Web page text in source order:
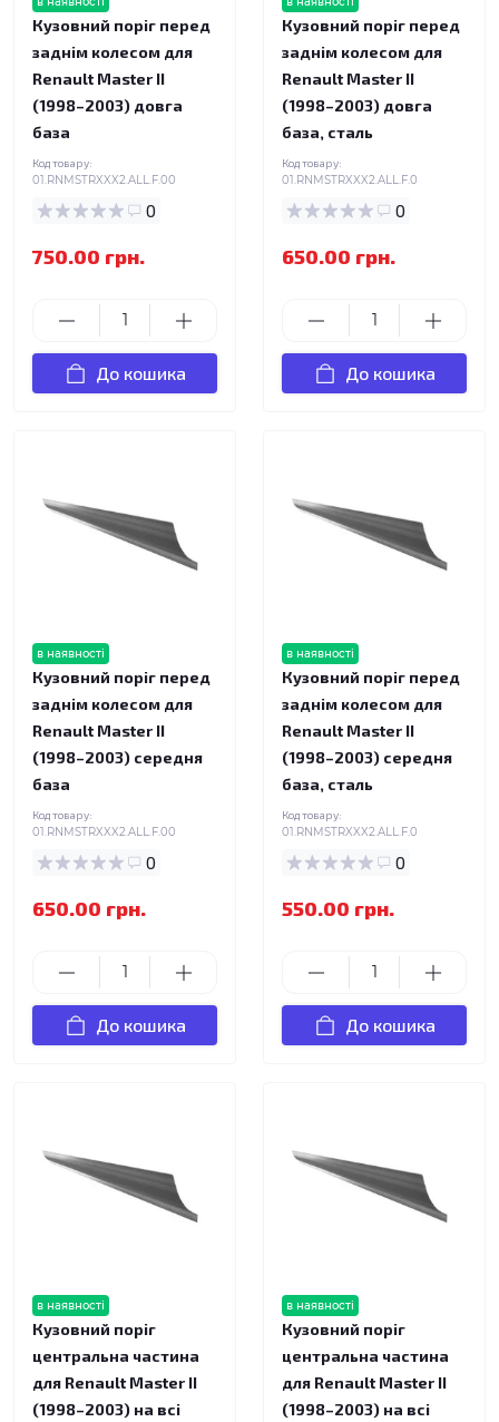
Кузовний поріг перед
заднім колесом для
Renault Master II
(1998–2003) довга
база
Код товару:
01.RNMSTRXXX2.ALL.F.00
0
750.00 грн.
До кошика
Кузовний поріг перед
заднім колесом для
Renault Master II
(1998–2003) довга
база, сталь
Код товару:
01.RNMSTRXXX2.ALL.F.0
0
650.00 грн.
До кошика
в наявності
Кузовний поріг перед
заднім колесом для
Renault Master II
(1998–2003) середня
база
Код товару:
01.RNMSTRXXX2.ALL.F.00
0
650.00 грн.
До кошика
в наявності
Кузовний поріг перед
заднім колесом для
Renault Master II
(1998–2003) середня
база, сталь
Код товару:
01.RNMSTRXXX2.ALL.F.0
0
550.00 грн.
До кошика
в наявності
Кузовний поріг
центральна частина
для Renault Master II
(1998–2003) на всі
в наявності
Кузовний поріг
центральна частина
для Renault Master II
(1998–2003) на всі